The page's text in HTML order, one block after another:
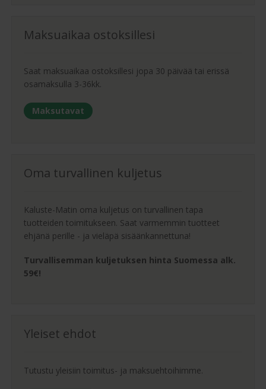
Maksuaikaa ostoksillesi
Saat maksuaikaa ostoksillesi jopa 30 päivää tai erissä
osamaksulla 3-36kk.
Maksutavat
Oma turvallinen kuljetus
Kaluste-Matin oma kuljetus on turvallinen tapa
tuotteiden toimitukseen. Saat varmemmin tuotteet
ehjänä perille - ja vieläpä sisäänkannettuna!
Turvallisemman kuljetuksen hinta Suomessa alk.
59€!
Yleiset ehdot
Tutustu yleisiin toimitus- ja maksuehtoihimme.